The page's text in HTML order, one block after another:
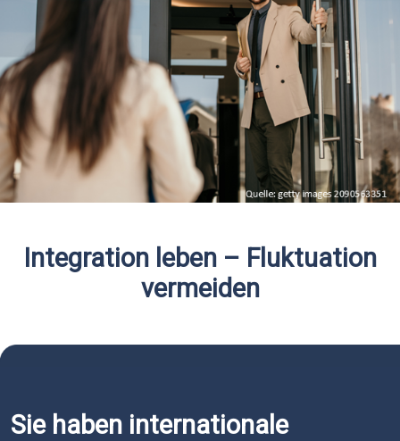
Integration leben – Fluktuation
vermeiden
Sie haben internationale